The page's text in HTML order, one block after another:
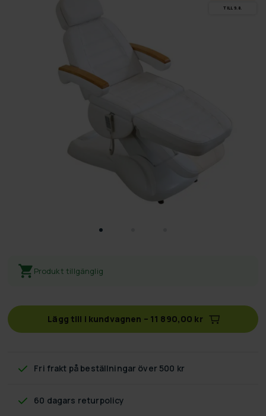
TILL 9.8.
Produkt tillgänglig
Lägg till i kundvagnen – 11 890,00 kr
Fri frakt på beställningar över 500 kr
60 dagars returpolicy